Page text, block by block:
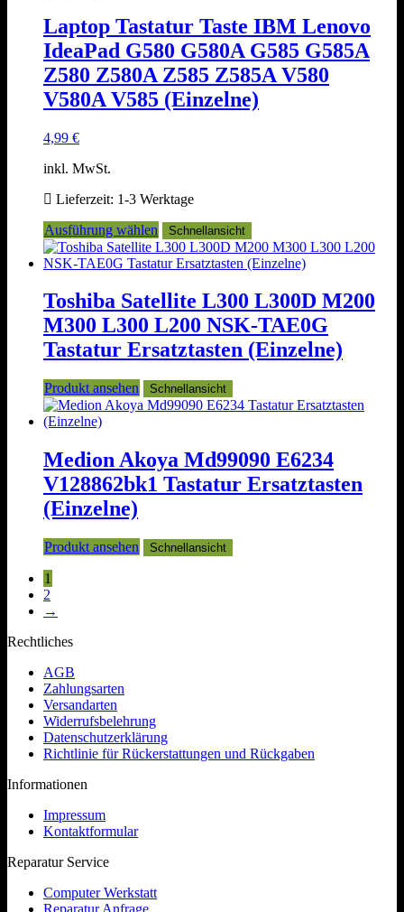
auf.
Die
Optionen
können
auf
der
Produktseite
Laptop Tastatur Taste IBM Lenovo
IdeaPad G580 G580A G585 G585A
Z580 Z580A Z585 Z585A V580
V580A V585 (Einzelne)
4,99 €
inkl. MwSt.
Lieferzeit: 1-3 Werktage
Ausführung wählen
Dieses
Produkt
weist
Varianten
auf.
Die
Optionen
können
der
Produktseite
Schnellansicht
Toshiba Satellite L300 L300D M200
M300 L300 L200 NSK-TAE0G
Tastatur Ersatztasten (Einzelne)
Produkt ansehen Schnellansicht
Medion Akoya Md99090 E6234
V128862bk1 Tastatur Ersatztasten
(Einzelne)
Produkt ansehen Schnellansicht
1
2
→
Rechtliches
AGB
Zahlungsarten
Versandarten
Widerrufsbelehrung
Datenschutzerklärung
Richtlinie für Rückerstattungen und Rückgaben
Informationen
Impressum
Kontaktformular
Reparatur Service
Computer Werkstatt